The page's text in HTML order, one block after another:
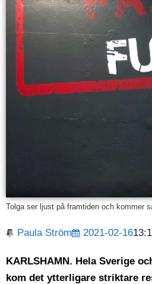
Tolga ser ljust på framtiden och kommer
Paula Ström 2021-02-16
KARLSHAMN. Hela Sverige
kom det ytterligare striktare